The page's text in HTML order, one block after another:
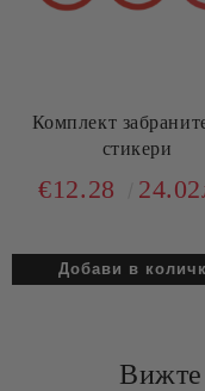
Комплект
стикери
€12.28
Вижте